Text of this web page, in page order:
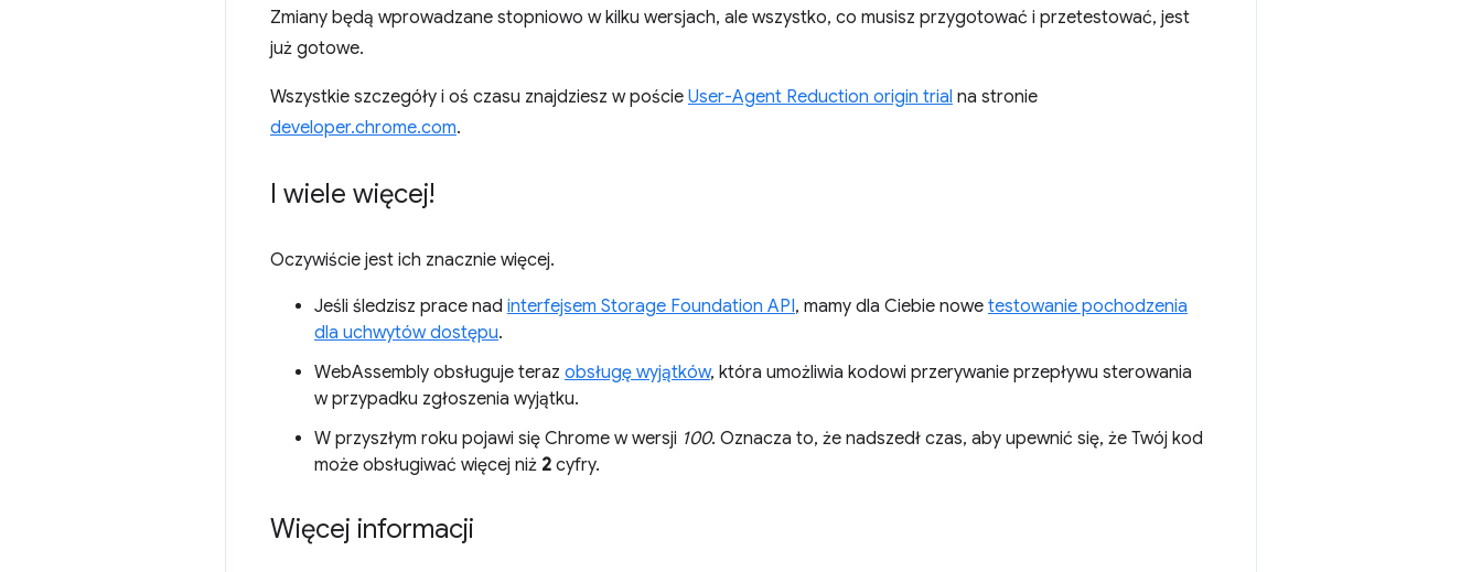
Zmiany będą wprowadzane stopniowo w kilku wersjach, ale wszystko, co musisz przygotować i przetestować, jest
już gotowe.
Wszystkie szczegóły i oś czasu znajdziesz w poście User-Agent Reduction origin trial na stronie
developer.chrome.com.
I wiele więcej!
Oczywiście jest ich znacznie więcej.
Jeśli śledzisz prace nad interfejsem Storage Foundation API, mamy dla Ciebie nowe testowanie pochodzenia
dla uchwytów dostępu.
WebAssembly obsługuje teraz obsługę wyjątków, która umożliwia kodowi przerywanie przepływu sterowania
w przypadku zgłoszenia wyjątku.
W przyszłym roku pojawi się Chrome w wersji 100. Oznacza to, że nadszedł czas, aby upewnić się, że Twój kod
może obsługiwać więcej niż 2 cyfry.
Więcej informacji